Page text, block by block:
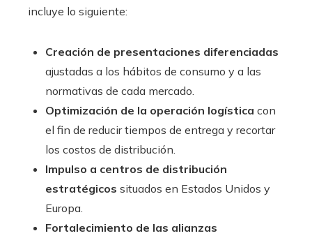
incluye lo siguiente:
Creación de presentaciones diferenciadas
ajustadas a los hábitos de consumo y a las
normativas de cada mercado.
Optimización de la operación logística con
el fin de reducir tiempos de entrega y recortar
los costos de distribución.
Impulso a centros de distribución
estratégicos situados en Estados Unidos y
Europa.
Fortalecimiento de las alianzas